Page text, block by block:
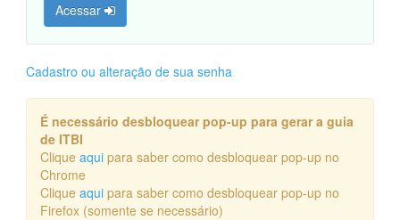
Acessar
Cadastro ou alteração de sua senha
É necessário desbloquear pop-up para gerar a guia
de ITBI
Clique aqui para saber como desbloquear pop-up no
Chrome
Clique aqui para saber como desbloquear pop-up no
Firefox (somente se necessário)